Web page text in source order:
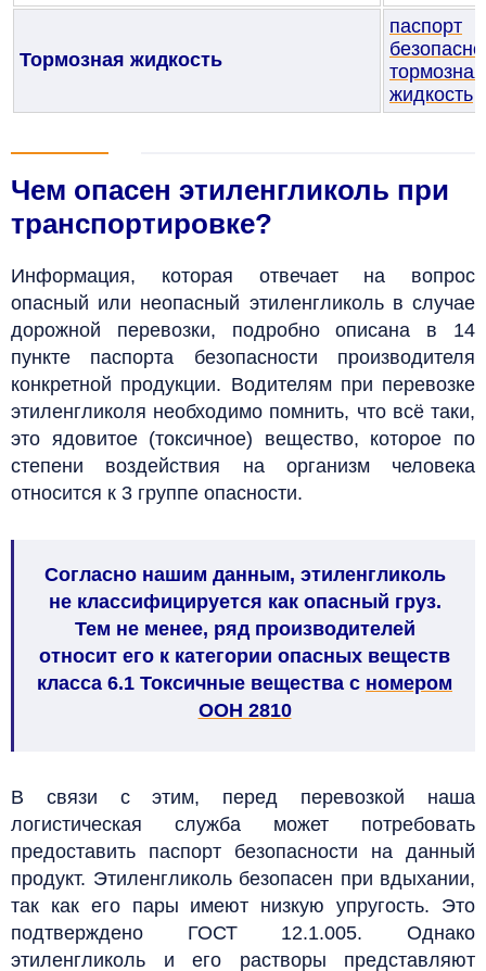
Тормозная жидкость
паспорт
тормозная
жидкость
Чем опасен этиленгликоль при
транспортировке?
Информация, которая отвечает на вопрос
опасный или неопасный этиленгликоль в случае
дорожной перевозки, подробно описана в 14
пункте паспорта безопасности производителя
конкретной продукции. Водителям при перевозке
этиленгликоля необходимо помнить, что всё таки,
это ядовитое (токсичное) вещество, которое по
степени воздействия на организм человека
относится к 3 группе опасности.
Согласно нашим данным, этиленгликоль
не классифицируется как опасный груз.
Тем не менее, ряд производителей
относит его к категории опасных веществ
класса 6.1 Токсичные вещества с номером
ООН 2810
В связи с этим, перед перевозкой наша
логистическая служба может потребовать
предоставить паспорт безопасности на данный
продукт. Этиленгликоль безопасен при вдыхании,
так как его пары имеют низкую упругость. Это
подтверждено ГОСТ 12.1.005. Однако
этиленгликоль и его растворы представляют